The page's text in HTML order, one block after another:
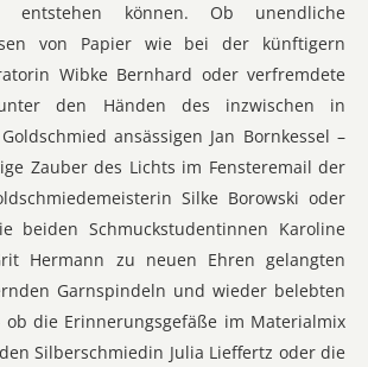
entstehen können. Ob unendliche
von Papier wie bei der künftigern
Wibke Bernhard oder verfremdete
den Händen des inzwischen in
ansässigen Jan Bornkessel –
Zauber des Lichts im Fensteremail der
Silke Borowski oder
beiden Schmuckstudentinnen Karoline
Hermann zu neuen Ehren gelangten
Garnspindeln und wieder belebten
ob die Erinnerungsgefäße im Materialmix
Silberschmiedin Julia Lieffertz oder die